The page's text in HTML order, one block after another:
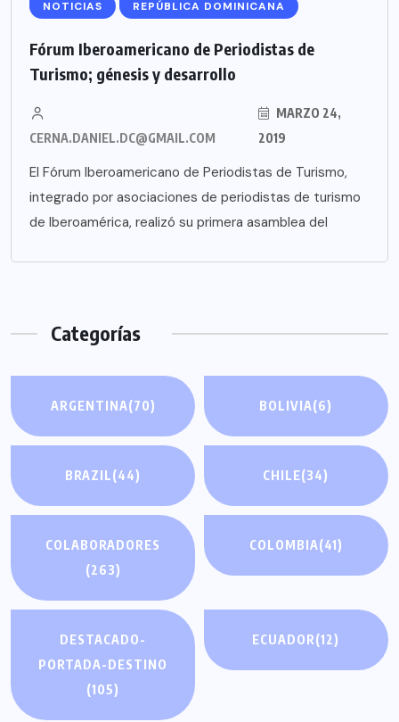
NOTICIAS REPÚBLICA DOMINICANA
Fórum Iberoamericano de Periodistas de
Turismo; génesis y desarrollo
CERNA.DANIEL.DC@GMAIL.COM
MARZO 24,
2019
El Fórum Iberoamericano de Periodistas de Turismo,
integrado por asociaciones de periodistas de turismo
de Iberoamérica, realizó su primera asamblea del
Categorías
ARGENTINA(70) BOLIVIA(6)
BRAZIL(44) CHILE(34)
COLABORADORES
(263)
COLOMBIA(41)
DESTACADO-
PORTADA-DESTINO
(105)
ECUADOR(12)